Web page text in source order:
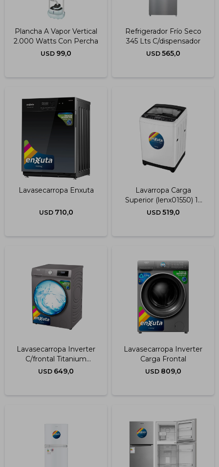
Plancha A Vapor Vertical
2.000 Watts Con Percha
USD 99,0
Refrigerador Frío Seco
345 Lts C/dispensador
USD 565,0
Lavasecarropa Enxuta
USD 710,0
Lavarropa Carga
Superior (lenx01550) 15
Kg.
USD 519,0
Lavasecarropa Inverter
C/frontal Titanium
10.5kg.
USD 649,0
Lavasecarropa Inverter
Carga Frontal
USD 809,0